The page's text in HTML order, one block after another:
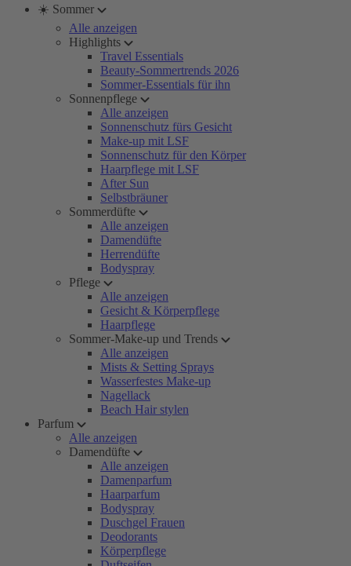
☀️ Sommer
Alle anzeigen
Highlights
Travel Essentials
Beauty-Sommertrends 2026
Sommer-Essentials für ihn
Sonnenpflege
Alle anzeigen
Sonnenschutz fürs Gesicht
Make-up mit LSF
Sonnenschutz für den Körper
Haarpflege mit LSF
After Sun
Selbstbräuner
Sommerdüfte
Alle anzeigen
Damendüfte
Herrendüfte
Bodyspray
Pflege
Alle anzeigen
Gesicht & Körperpflege
Haarpflege
Sommer-Make-up und Trends
Alle anzeigen
Mists & Setting Sprays
Wasserfestes Make-up
Nagellack
Beach Hair stylen
Parfum
Alle anzeigen
Damendüfte
Alle anzeigen
Damenparfum
Haarparfum
Bodyspray
Duschgel Frauen
Deodorants
Körperpflege